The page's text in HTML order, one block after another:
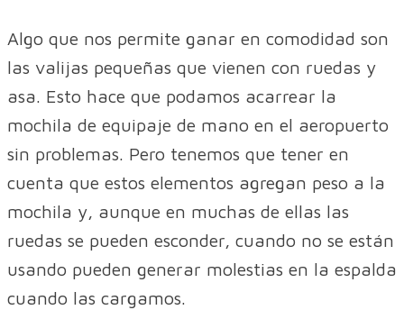
Algo que nos permite ganar en comodidad son
las valijas pequeñas que vienen con ruedas y
asa. Esto hace que podamos acarrear la
mochila de equipaje de mano en el aeropuerto
sin problemas. Pero tenemos que tener en
cuenta que estos elementos agregan peso a la
mochila y, aunque en muchas de ellas las
ruedas se pueden esconder, cuando no se están
usando pueden generar molestias en la espalda
cuando las cargamos.